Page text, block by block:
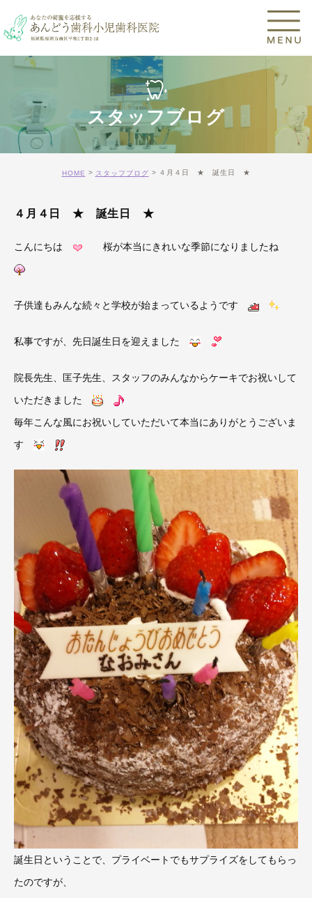
スタッフブログ
HOME スタッフブログ ４月４日 ★ 誕生日 ★
４月４日 ★ 誕生日 ★
こんにちは 桜が本当にきれいな季節になりましたね
子供達もみんな続々と学校が始まっているようです
私事ですが、先日誕生日を迎えました
院長先生、匡子先生、スタッフのみんなからケーキでお祝いして
いただきました
毎年こんな風にお祝いしていただいて本当にありがとうございま
す
誕生日ということで、プライベートでもサプライズをしてもらっ
たのですが、